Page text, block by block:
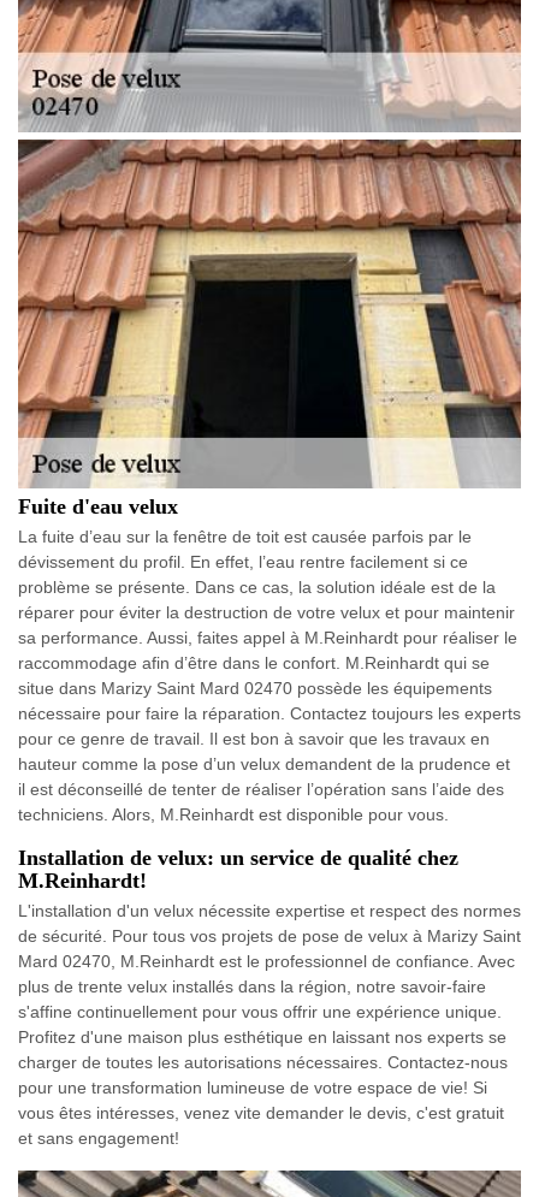
Fuite d'eau velux
La fuite d’eau sur la fenêtre de toit est causée parfois par le
dévissement du profil. En effet, l’eau rentre facilement si ce
problème se présente. Dans ce cas, la solution idéale est de la
réparer pour éviter la destruction de votre velux et pour maintenir
sa performance. Aussi, faites appel à M.Reinhardt pour réaliser le
raccommodage afin d’être dans le confort. M.Reinhardt qui se
situe dans Marizy Saint Mard 02470 possède les équipements
nécessaire pour faire la réparation. Contactez toujours les experts
pour ce genre de travail. Il est bon à savoir que les travaux en
hauteur comme la pose d’un velux demandent de la prudence et
il est déconseillé de tenter de réaliser l’opération sans l’aide des
techniciens. Alors, M.Reinhardt est disponible pour vous.
Installation de velux: un service de qualité chez
M.Reinhardt!
L'installation d'un velux nécessite expertise et respect des normes
de sécurité. Pour tous vos projets de pose de velux à Marizy Saint
Mard 02470, M.Reinhardt est le professionnel de confiance. Avec
plus de trente velux installés dans la région, notre savoir-faire
s'affine continuellement pour vous offrir une expérience unique.
Profitez d'une maison plus esthétique en laissant nos experts se
charger de toutes les autorisations nécessaires. Contactez-nous
pour une transformation lumineuse de votre espace de vie! Si
vous êtes intéresses, venez vite demander le devis, c'est gratuit
et sans engagement!